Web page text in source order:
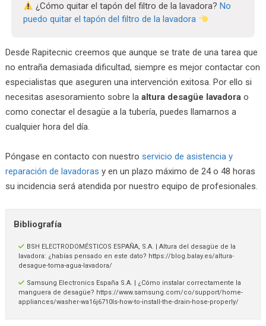
¿Cómo quitar el tapón del filtro de la lavadora?No
puedo quitar el tapón del filtro de la lavadora
Desde Rapitecnic creemos que aunque se trate de una tarea que
no entraña demasiada dificultad, siempre es mejor contactar con
especialistas que aseguren una intervención exitosa. Por ello si
necesitas asesoramiento sobre la altura desagüe lavadorao
como conectar el desagüe a la tubería, puedes llamarnos a
cualquier hora del día.
Póngase en contacto con nuestro servicio de asistencia y
reparación de lavadoras y en un plazo máximo de 24 o 48 horas
su incidencia será atendida por nuestro equipo de profesionales.
Bibliografía
BSH ELECTRODOMÉSTICOS ESPAÑA, S.A. | Altura del desagüe de la
lavadora: ¿habías pensado en este dato? https://blog.balay.es/altura-
desague-toma-agua-lavadora/
Samsung Electronics España S.A. | ¿Cómo instalar correctamente la
manguera de desagüe? https://www.samsung.com/co/support/home-
appliances/washer-wa16j6710ls-how-to-install-the-drain-hose-properly/